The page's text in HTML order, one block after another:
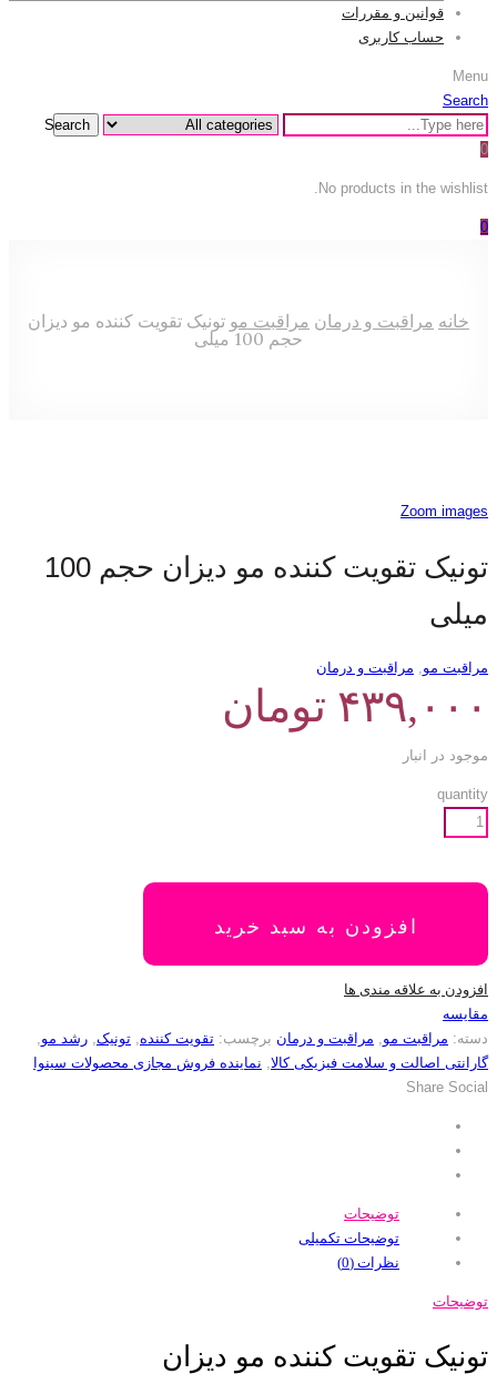
قوانین و مقررات
حساب کاربری
Menu
Search
Search
0
No products in the wishlist.
0
خانه مراقبت و درمان مراقبت مو تونیک تقویت کننده مو دیزان
حجم 100 میلی
Zoom images
تونیک تقویت کننده مو دیزان حجم 100
میلی
مراقبت مو مراقبت و درمان
۴۳۹,۰۰۰ تومان
موجود در انبار
quantity
افزودن به سبد خرید
افزودن به علاقه مندی ها
مقایسه
دسته: مراقبت مو مراقبت و درمان برچسب: تقویت کننده تونیک رشد مو
گارانتی اصالت و سلامت فیزیکی کالا نماینده فروش مجازی محصولات سینوا
Share Social
توضیحات
توضیحات تکمیلی
نظرات (0)
توضیحات
تونیک تقویت کننده مو دیزان